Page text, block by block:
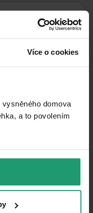
Více o cookies
domova
a to povolením
Electric boiler
Very good